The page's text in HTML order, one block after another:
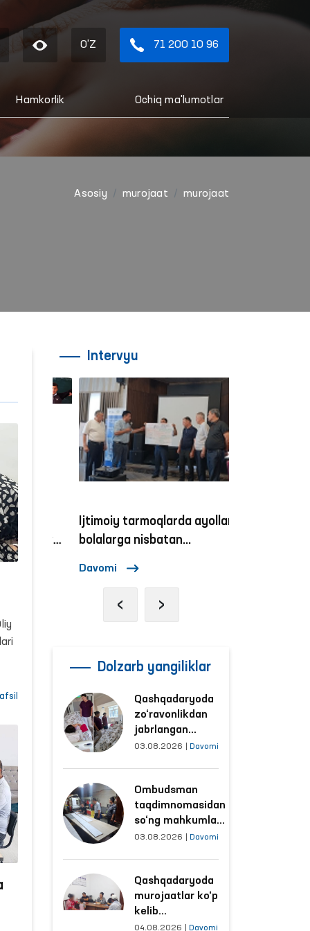
O'Z 71 200 10 96
Hamkorlik Ochiq ma'lumotlar
Asosiy murojaat murojaat
Intervyu
Ijtimoiy tarmoqlarda ayollar va
bolalarga nisbatan
Davomi
‹ ›
Dolzarb yangiliklar
Qashqadaryoda
zo‘ravonlikdan
jabrlangan
ayolning holati
o‘rganildi
03.08.2026 Davomi
Ombudsman
taqdimnomasidan
so‘ng mahkumlar
mehnat
sharoitlar
yaxshilandi
03.08.2026 Davomi
Qashqadaryoda
murojaatlar ko‘p
kelib
tushayotgan
04.08.2026 Davomi